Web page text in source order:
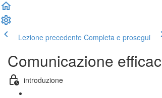
Lezione precedente Completa e prosegui
Comunicazione
introduzione